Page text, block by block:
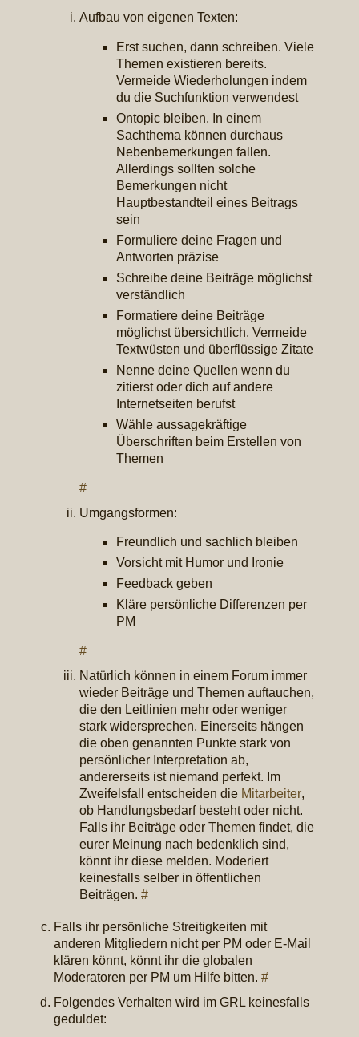
Aufbau von eigenen Texten:
Erst suchen, dann schreiben. Viele
Themen existieren bereits.
Vermeide Wiederholungen indem
du die Suchfunktion verwendest
Ontopic bleiben. In einem
Sachthema können durchaus
Nebenbemerkungen fallen.
Allerdings sollten solche
Bemerkungen nicht
Hauptbestandteil eines Beitrags
sein
Formuliere deine Fragen und
Antworten präzise
Schreibe deine Beiträge möglichst
verständlich
Formatiere deine Beiträge
möglichst übersichtlich. Vermeide
Textwüsten und überflüssige Zitate
Nenne deine Quellen wenn du
zitierst oder dich auf andere
Internetseiten berufst
Wähle aussagekräftige
Überschriften beim Erstellen von
Themen
#
Umgangsformen:
Freundlich und sachlich bleiben
Vorsicht mit Humor und Ironie
Feedback geben
Kläre persönliche Differenzen per
PM
#
Natürlich können in einem Forum immer
wieder Beiträge und Themen auftauchen,
die den Leitlinien mehr oder weniger
stark widersprechen. Einerseits hängen
die oben genannten Punkte stark von
persönlicher Interpretation ab,
andererseits ist niemand perfekt. Im
Zweifelsfall entscheiden die Mitarbeiter,
ob Handlungsbedarf besteht oder nicht.
Falls ihr Beiträge oder Themen findet, die
eurer Meinung nach bedenklich sind,
könnt ihr diese melden. Moderiert
keinesfalls selber in öffentlichen
Beiträgen. #
Falls ihr persönliche Streitigkeiten mit
anderen Mitgliedern nicht per PM oder E-Mail
klären könnt, könnt ihr die globalen
Moderatoren per PM um Hilfe bitten.#
Folgendes Verhalten wird im GRL keinesfalls
geduldet: